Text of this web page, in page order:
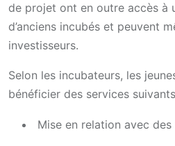
de projet ont en outre accès à
d’anciens incubés et peuvent
investisseurs.
Selon les incubateurs, les
bénéficier des services
Mise en relation avec des